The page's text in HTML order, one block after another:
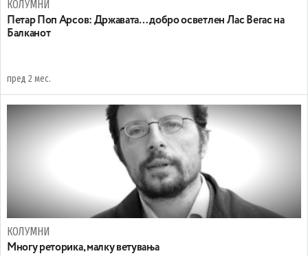
КОЛУМНИ
Петар Поп Арсов: Државата… добро осветлен Лас Вегас на
Балканот
пред 2 мес.
КОЛУМНИ
Многу реторика, малку ветувања